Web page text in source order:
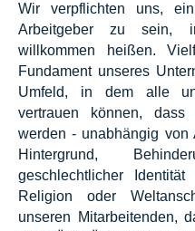
Wir verpflichten uns,
Arbeitgeber zu sein,
willkommen heißen.
Fundament unseres
Umfeld, in dem alle
vertrauen können,
werden - unabhängig von
Hintergrund,
geschlechtlicher
Religion oder
unseren Mitarbeitenden,